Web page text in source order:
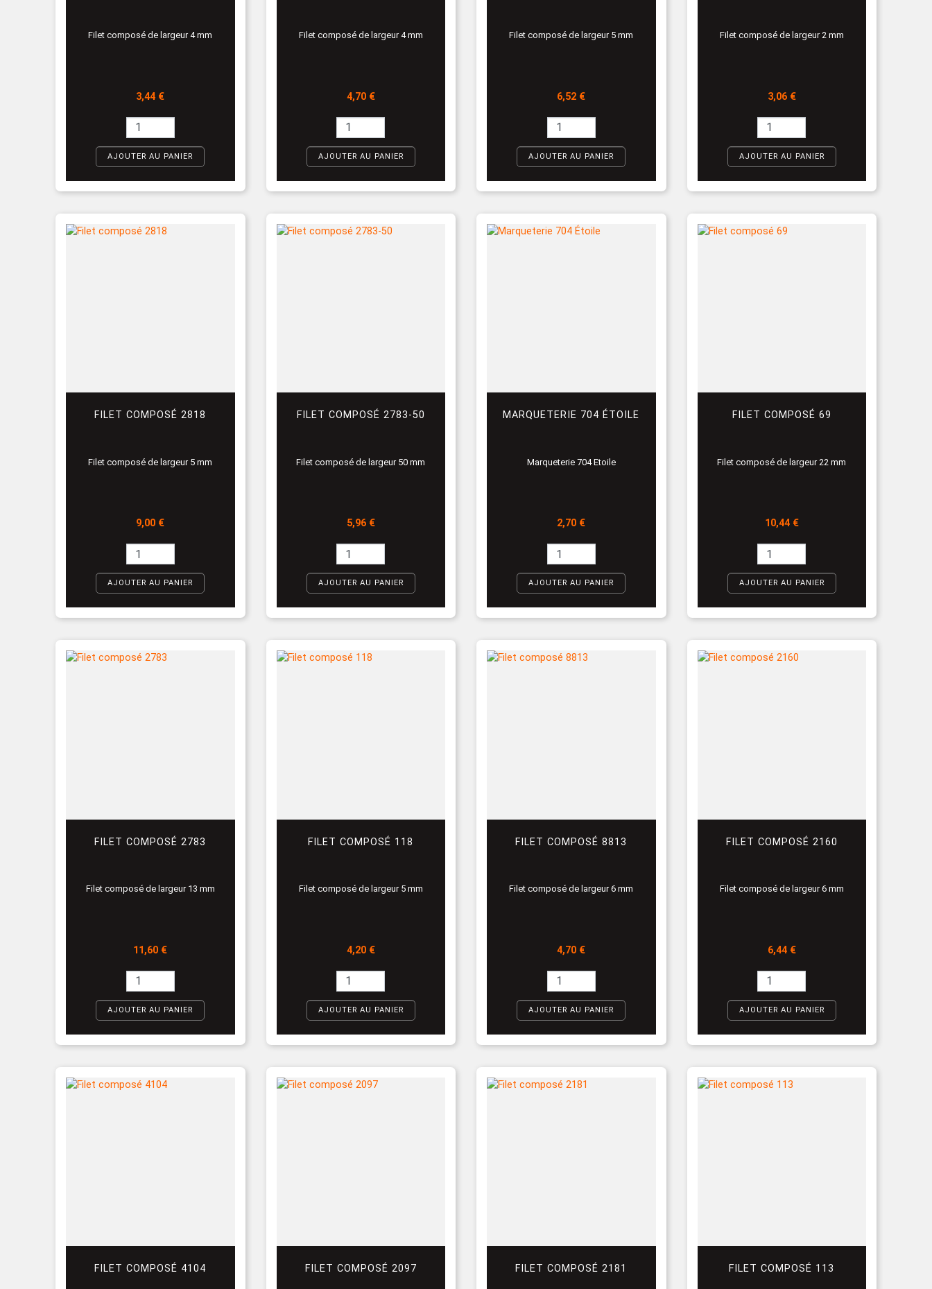
Filet composé de largeur 4 mm
Prix
3,44 €
AJOUTER AU PANIER
Filet composé de largeur 4 mm
Prix
4,70 €
AJOUTER AU PANIER
Filet composé de largeur 5 mm
Prix
6,52 €
AJOUTER AU PANIER
Filet composé de largeur 2 mm
Prix
3,06 €
AJOUTER AU PANIER
FILET COMPOSÉ 2818
Filet composé de largeur 5 mm
Prix
9,00 €
AJOUTER AU PANIER
FILET COMPOSÉ 2783-50
Filet composé de largeur 50 mm
Prix
5,96 €
AJOUTER AU PANIER
MARQUETERIE 704 ÉTOILE
Marqueterie 704 Etoile
Prix
2,70 €
AJOUTER AU PANIER
FILET COMPOSÉ 69
Filet composé de largeur 22 mm
Prix
10,44 €
AJOUTER AU PANIER
FILET COMPOSÉ 2783
Filet composé de largeur 13 mm
Prix
11,60 €
AJOUTER AU PANIER
FILET COMPOSÉ 118
Filet composé de largeur 5 mm
Prix
4,20 €
AJOUTER AU PANIER
FILET COMPOSÉ 8813
Filet composé de largeur 6 mm
Prix
4,70 €
AJOUTER AU PANIER
FILET COMPOSÉ 2160
Filet composé de largeur 6 mm
Prix
6,44 €
AJOUTER AU PANIER
FILET COMPOSÉ 4104 FILET COMPOSÉ 2097 FILET COMPOSÉ 2181 FILET COMPOSÉ 113